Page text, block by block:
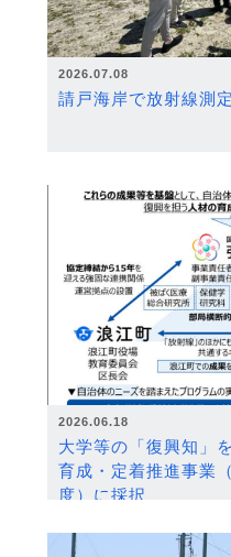
2026.07.08
請戸海岸で放射線測
2026.06.18
大学等の「復興知」
育成・定着推進事業
度）に採択